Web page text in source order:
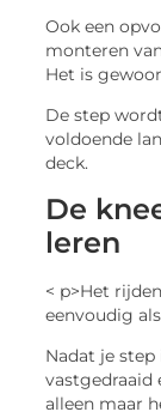
Ook een
monteren
Het is
De step
voldoende
deck.
De
leren
< p>Het
eenvoudig
Nadat je
vastgedraaid
alleen maar